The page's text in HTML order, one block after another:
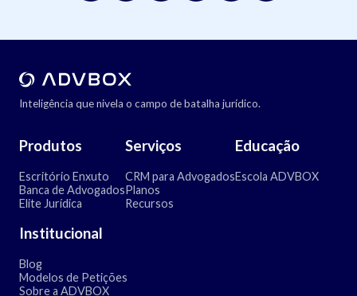
Inteligência que nivela o campo de batalha jurídico.
Produtos
Escritório Enxuto
Banca de Advogados
Elite Jurídica
Serviços
CRM para Advogados
Planos
Recursos
Educação
Escola ADVBOX
Institucional
Blog
Modelos de Petições
Sobre a ADVBOX